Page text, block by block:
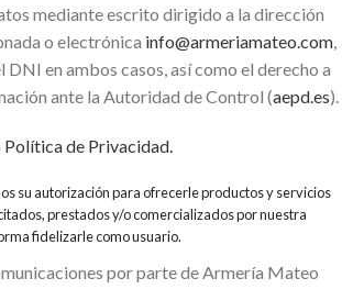
mediante escrito dirigido a la dirección
o electrónica info@armeriamateo.com
en ambos casos, así como el derecho a
ante la Autoridad de Control (aepd.es).
Política de Privacidad
su autorización para ofrecerle productos y servicios
prestados y/o comercializados por nuestra
fidelizarle como usuario.
por parte de Armería Mateo